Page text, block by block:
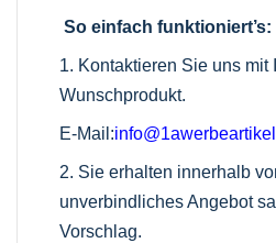
So einfach funktioniert’s:
1. Kontaktieren Sie uns mit
Wunschprodukt.
E-Mail:
2. Sie erhalten innerhalb
unverbindliches Angebot
Vorschlag.